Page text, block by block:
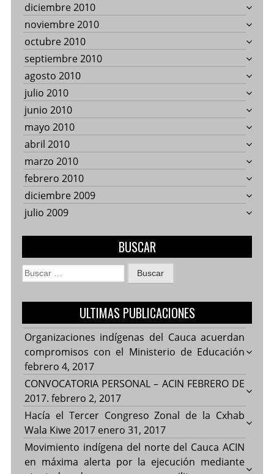
diciembre 2010
noviembre 2010
octubre 2010
septiembre 2010
agosto 2010
julio 2010
junio 2010
mayo 2010
abril 2010
marzo 2010
febrero 2010
diciembre 2009
julio 2009
BUSCAR
Buscar:
ULTIMAS PUBLICACIONES
Organizaciones indígenas del Cauca acuerdan
compromisos con el Ministerio de Educación
febrero 4, 2017
CONVOCATORIA PERSONAL – ACIN FEBRERO DE
2017. febrero 2, 2017
Hacía el Tercer Congreso Zonal de la Cxhab
Wala Kiwe 2017 enero 31, 2017
Movimiento indígena del norte del Cauca ACIN
en máxima alerta por la ejecución mediante